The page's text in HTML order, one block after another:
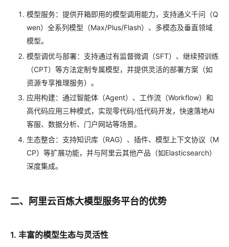
模型服务：提供开箱即用的模型调用能力，支持通义千问（Q
wen）全系列模型（Max/Plus/Flash）、多模态及垂直领域
模型。
模型调优与部署：支持通过有监督微调（SFT）、继续预训练
（CPT）等方法定制专属模型，并提供灵活的部署方案（如
资源专享推理服务）。
应用构建：通过智能体（Agent）、工作流（Workflow）和
高代码应用三种模式，实现零代码/低代码开发，快速落地AI
客服、数据分析、门户网站等场景。
生态整合：支持知识库（RAG）、插件、模型上下文协议（M
CP）等扩展功能，并与阿里云其他产品（如Elasticsearch）
深度集成。
二、阿里云百炼大模型服务平台的优势
1. 丰富的模型生态与灵活性